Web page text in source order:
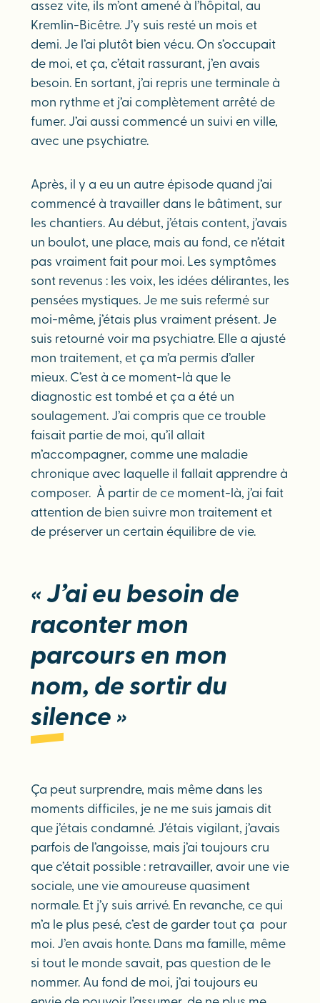
assez vite, ils m’ont amené à l’hôpital, au
Kremlin-Bicêtre. J’y suis resté un mois et
demi. Je l’ai plutôt bien vécu. On s’occupait
de moi, et ça, c’était rassurant, j’en avais
besoin. En sortant, j’ai repris une terminale à
mon rythme et j’ai complètement arrêté de
fumer. J’ai aussi commencé un suivi en ville,
avec une psychiatre.
Après, il y a eu un autre épisode quand j’ai
commencé à travailler dans le bâtiment, sur
les chantiers. Au début, j’étais content, j’avais
un boulot, une place, mais au fond, ce n’était
pas vraiment fait pour moi. Les symptômes
sont revenus : les voix, les idées délirantes, les
pensées mystiques. Je me suis refermé sur
moi-même, j’étais plus vraiment présent. Je
suis retourné voir ma psychiatre. Elle a ajusté
mon traitement, et ça m’a permis d’aller
mieux. C’est à ce moment-là que le
diagnostic est tombé et ça a été un
soulagement. J’ai compris que ce trouble
faisait partie de moi, qu’il allait
m’accompagner, comme une maladie
chronique avec laquelle il fallait apprendre à
composer. À partir de ce moment-là, j’ai fait
attention de bien suivre mon traitement et
de préserver un certain équilibre de vie.
« J’ai eu besoin de
raconter mon
parcours en mon
nom, de sortir du
silence »
Ça peut surprendre, mais même dans les
moments difficiles, je ne me suis jamais dit
que j’étais condamné. J’étais vigilant, j’avais
parfois de l’angoisse, mais j’ai toujours cru
que c’était possible : retravailler, avoir une vie
sociale, une vie amoureuse quasiment
normale. Et j’y suis arrivé. En revanche, ce qui
m’a le plus pesé, c’est de garder tout ça pour
moi. J’en avais honte. Dans ma famille, même
si tout le monde savait, pas question de le
nommer. Au fond de moi, j’ai toujours eu